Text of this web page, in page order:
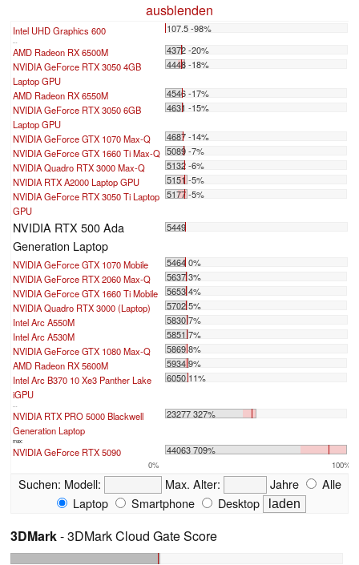
ausblenden
Intel UHD Graphics 600 107.5 -98%
...
AMD Radeon RX 6500M
4372 -20%
NVIDIA GeForce RTX 3050 4GB
Laptop GPU
4448 -18%
AMD Radeon RX 6550M
4546 -17%
NVIDIA GeForce RTX 3050 6GB
Laptop GPU
4631 -15%
NVIDIA GeForce GTX 1070 Max-Q
4687 -14%
NVIDIA GeForce GTX 1660 Ti Max-Q 5089 -7%
NVIDIA Quadro RTX 3000 Max-Q
5132 -6%
NVIDIA RTX A2000 Laptop GPU
5151 -5%
NVIDIA GeForce RTX 3050 Ti Laptop
GPU
5177 -5%
NVIDIA RTX 500 Ada
Generation Laptop
5449
NVIDIA GeForce GTX 1070 Mobile
5464 0%
NVIDIA GeForce RTX 2060 Max-Q
5637 3%
NVIDIA GeForce GTX 1660 Ti Mobile
5653 4%
NVIDIA Quadro RTX 3000 (Laptop)
5702 5%
Intel Arc A550M
5830 7%
Intel Arc A530M
5851 7%
NVIDIA GeForce GTX 1080 Max-Q
5869 8%
AMD Radeon RX 5600M
5934 9%
Intel Arc B370 10 Xe3 Panther Lake
iGPU
6050 11%
...
NVIDIA RTX PRO 5000 Blackwell
Generation Laptop
23277 327%
max:
NVIDIA GeForce RTX 5090 44063 709%
0% 100%
Suchen: Modell: Max. Alter: Jahre
Alle
Laptop
Smartphone Desktop
3DMark- 3DMark Cloud Gate Score